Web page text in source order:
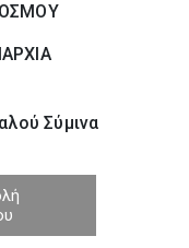
Σύµινα